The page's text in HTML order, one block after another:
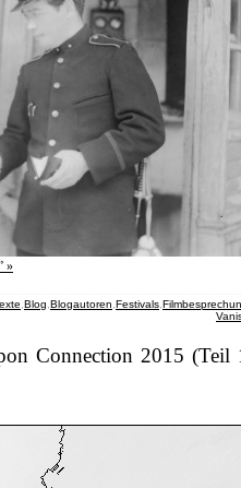
»
Blog Blogautoren Festivals
Connection 2015 (Teil